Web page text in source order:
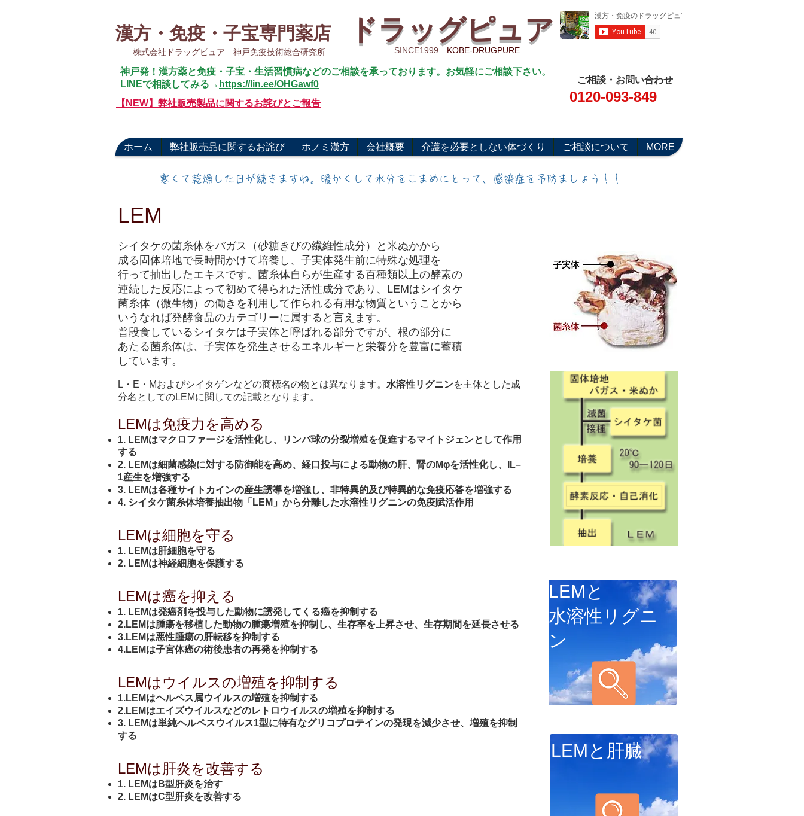
漢方・免疫・子宝専門薬店 ドラッグピュア
株式会社ドラッグピュア 神戸免疫技術総合研究所 SINCE1999 KOBE-DRUGPURE
神戸発！漢方薬と免疫・子宝・生活習慣病などのご相談を承っております。お気軽にご相談下さい。
​LINEで相談してみる→ https://lin.ee/OHGawf0
​【NEW】弊社販売製品に関するお詫びとご報告
ご相談・お問い合わせ
0120-093-849
ホーム 弊社販売品に関するお詫び ホノミ漢方 会社概要 介護を必要としない体づくり ご相談について MORE
​寒くて乾燥した日が続きますね。暖かくして水分をこまめにとって、感染症を予防ましょう！！
LEM
シイタケの菌糸体をバガス（砂糖きびの繊維性成分）と米ぬかから
成る固体培地で長時間かけて培養し、子実体発生前に特殊な処理を
行って抽出したエキスです。菌糸体自らが生産する百種類以上の酵素の
連続した反応によって初めて得られた活性成分であり、LEMはシイタケ
菌糸体（微生物）の働きを利用して作られる有用な物質ということから
いうなれば発酵食品のカテゴリーに属すると言えます。
普段食しているシイタケは子実体と呼ばれる部分ですが、根の部分に
あたる菌糸体は、子実体を発生させるエネルギーと栄養分を豊富に蓄積
しています。
L・E・Mおよびシイタゲンなどの商標名の物とは異なります。 水溶性リグニンを主体とした成
分名としてのLEMに関しての記載となります。
LEMは免疫力を高める
1. LEMはマクロファージを活性化し、リンパ球の分裂増殖を促進するマイトジェンとして作用
する
2. LEMは細菌感染に対する防御能を高め、経口投与による動物の肝、腎のMφを活性化し、IL–
1産生を増強する
3. LEMは各種サイトカインの産生誘導を増強し、非特異的及び特異的な免疫応答を増強する
4. シイタケ菌糸体培養抽出物「LEM」から分離した水溶性リグニンの免疫賦活作用
LEMは細胞を守る
1. LEMは肝細胞を守る
2. LEMは神経細胞を保護する
LEMは癌を抑える
1. LEMは発癌剤を投与した動物に誘発してくる癌を抑制する
2.LEMは腫瘍を移植した動物の腫瘍増殖を抑制し、生存率を上昇させ、生存期間を延長させる
3.LEMは悪性腫瘍の肝転移を抑制する
4.LEMは子宮体癌の術後患者の再発を抑制する
LEMはウイルスの増殖を抑制する
1.LEMはヘルペス属ウイルスの増殖を抑制する
2.LEMはエイズウイルスなどのレトロウイルスの増殖を抑制する
3. LEMは単純ヘルペスウイルス1型に特有なグリコプロテインの発現を減少させ、増殖を抑制
する
LEMは肝炎を改善する
1. LEMはB型肝炎を治す
2. LEMはC型肝炎を改善する
LEMと
水溶性リグニ
ン
LEMと 肝臓